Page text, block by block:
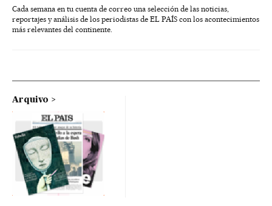
Cada semana en tu cuenta de correo una selección de las noticias,
reportajes y análisis de los periodistas de EL PAÍS con los acontecimientos
más relevantes del continente.
Arquivo